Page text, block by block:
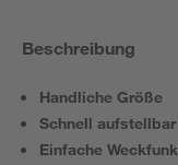
Beschreibung
Handliche Größe
Schnell aufstellbar
Einfache